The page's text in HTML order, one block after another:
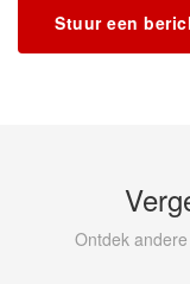
Stuur een
Ontdek